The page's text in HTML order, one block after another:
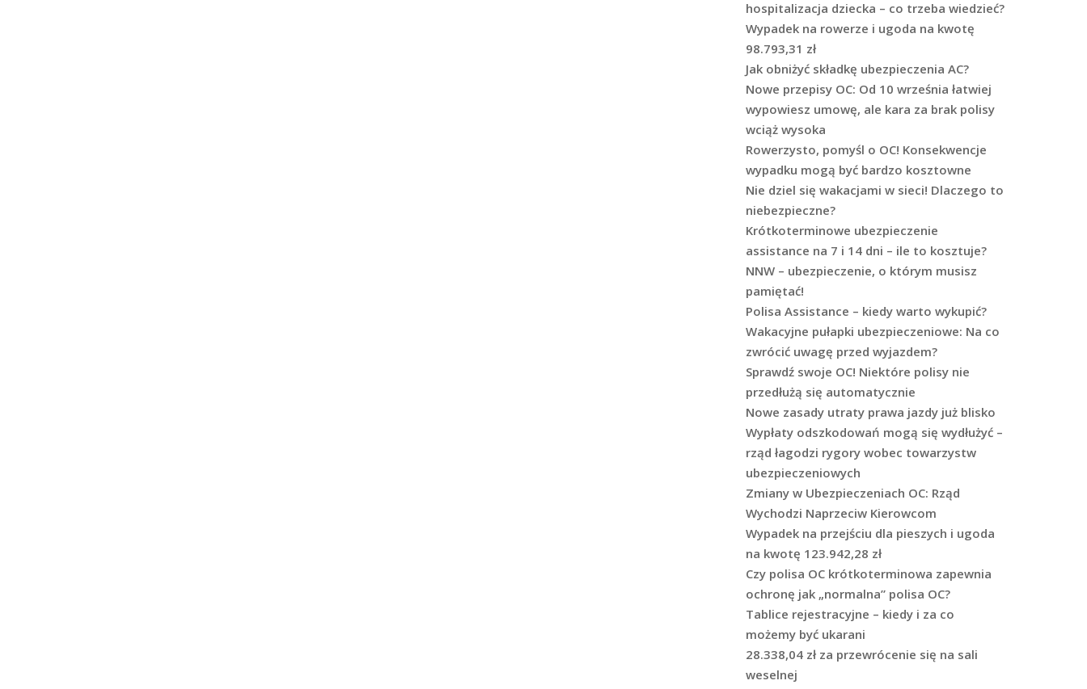
hospitalizacja dziecka – co trzeba wiedzieć?
Wypadek na rowerze i ugoda na kwotę
98.793,31 zł
Jak obniżyć składkę ubezpieczenia AC?
Nowe przepisy OC: Od 10 września łatwiej
wypowiesz umowę, ale kara za brak polisy
wciąż wysoka
Rowerzysto, pomyśl o OC! Konsekwencje
wypadku mogą być bardzo kosztowne
Nie dziel się wakacjami w sieci! Dlaczego to
niebezpieczne?
Krótkoterminowe ubezpieczenie
assistance na 7 i 14 dni – ile to kosztuje?
NNW – ubezpieczenie, o którym musisz
pamiętać!
Polisa Assistance – kiedy warto wykupić?
Wakacyjne pułapki ubezpieczeniowe: Na co
zwrócić uwagę przed wyjazdem?
Sprawdź swoje OC! Niektóre polisy nie
przedłużą się automatycznie
Nowe zasady utraty prawa jazdy już blisko
Wypłaty odszkodowań mogą się wydłużyć –
rząd łagodzi rygory wobec towarzystw
ubezpieczeniowych
Zmiany w Ubezpieczeniach OC: Rząd
Wychodzi Naprzeciw Kierowcom
Wypadek na przejściu dla pieszych i ugoda
na kwotę 123.942,28 zł
Czy polisa OC krótkoterminowa zapewnia
ochronę jak „normalna” polisa OC?
Tablice rejestracyjne – kiedy i za co
możemy być ukarani
28.338,04 zł za przewrócenie się na sali
weselnej